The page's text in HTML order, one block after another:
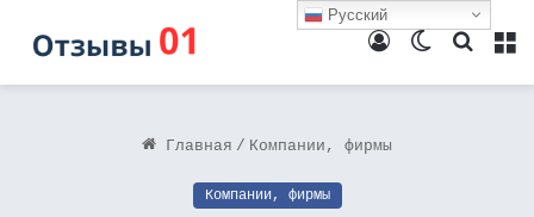
Поиск
Switch
Войти
Главная / Компании, фирмы
Компании, фирмы
Русский